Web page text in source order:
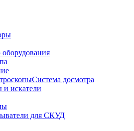
оборудования
Система досмотра
и искатели
для СКУД